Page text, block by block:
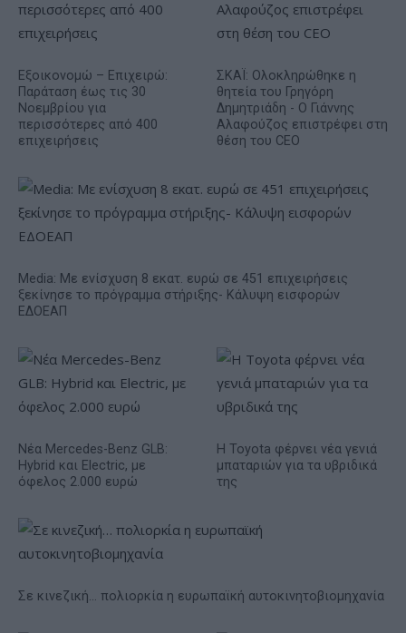
Εξοικονομώ – Επιχειρώ:
Παράταση έως τις 30
Νοεμβρίου για
περισσότερες από 400
επιχειρήσεις
ΣΚΑΪ: Ολοκληρώθηκε η
θητεία του Γρηγόρη
Δημητριάδη - Ο Γιάννης
Αλαφούζος επιστρέφει στη
θέση του CEO
Media: Με ενίσχυση 8 εκατ. ευρώ σε 451 επιχειρήσεις
ξεκίνησε το πρόγραμμα στήριξης- Κάλυψη εισφορών
ΕΔΟΕΑΠ
Νέα Mercedes-Benz GLB:
Hybrid και Electric, με
όφελος 2.000 ευρώ
Η Toyota φέρνει νέα γενιά
μπαταριών για τα υβριδικά
της
Σε κινεζική… πολιορκία η ευρωπαϊκή αυτοκινητοβιομηχανία